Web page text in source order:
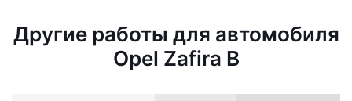
Другие работы для автомобиля
Opel Zafira B